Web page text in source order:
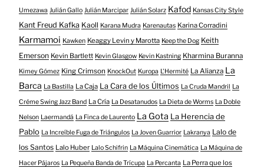
Umezawa Julián Gallo Julián Marcipar Julián Solarz Kafod Kansas City Style
Kant Freud Kafka Kaoll Karana Mudra Karenautas Karina Corradini
Karmamoi Kawken Keaggy Levin y Marotta Keep the Dog Keith
Emerson Kevin Bartlett Kevin Glasgow Kevin Kastning Kharmina Buranna
Kimey Gómez King Crimson KnockOut Kuropa L'Hermité La Alianza La
Barca La Bastilla La Caja La Cara de los Últimos La Cruda Mandril
La
Créme Swing Jazz Band La Cría La Desatanudos La Dieta de Worms La Doble
Nelson Laermandá La Finca de Laurento La Gota La Herencia de
Pablo La Increíble Fuga de Triángulos La Joven Guarrior Lakranya Lalo de
los Santos Lalo Huber Lalo Schifrin La Máquina Cinemática La Máquina de
Hacer Pájaros La Pequeña Banda de Trícupa La Percanta La Perra que los